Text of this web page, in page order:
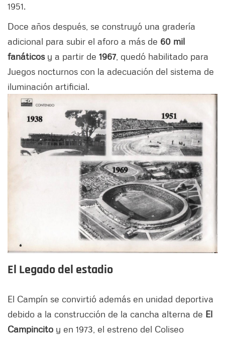
1951.
Doce años después, se construyó una gradería
adicional para subir el aforo a más de 60 mil
fanáticosy a partir de 1967 , quedó habilitado para
Juegos nocturnos con la adecuación del sistema de
iluminación artificial.
El Legado del estadio
El Campín se convirtió además en unidad deportiva
debido a la construcción de la cancha alterna de El
Campincito y en 1973, el estreno del Coliseo